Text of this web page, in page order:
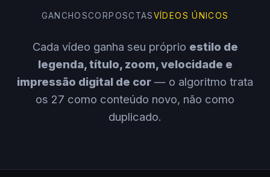
GANCHOSCORPOSCTASVÍDEOS ÚNICOS
Cada vídeo ganha seu próprio estilo de
legenda, título, zoom, velocidade e
impressão digital de cor — o algoritmo trata
os 27 como conteúdo novo, não como
duplicado.